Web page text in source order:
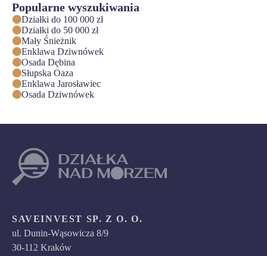
Popularne wyszukiwania
Działki do 100 000 zł
Działki do 50 000 zł
Mały Śnieżnik
Enklawa Dziwnówek
Osada Dębina
Słupska Oaza
Enklawa Jarosławiec
Osada Dziwnówek
SAVEINVEST SP. Z O. O.
ul. Dunin-Wąsowicza 8/9
30-112 Kraków